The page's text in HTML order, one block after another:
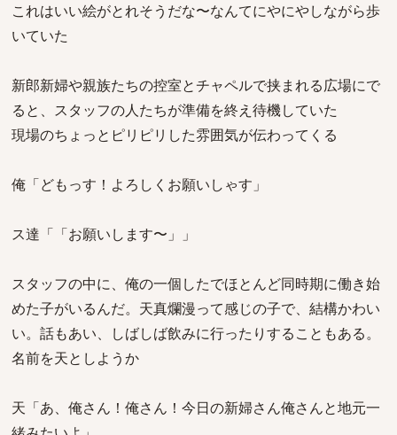
これはいい絵がとれそうだな〜なんてにやにやしながら歩
いていた
新郎新婦や親族たちの控室とチャペルで挟まれる広場にで
ると、スタッフの人たちが準備を終え待機していた
現場のちょっとピリピリした雰囲気が伝わってくる
俺「どもっす！よろしくお願いしゃす」
ス達「「お願いします〜」」
スタッフの中に、俺の一個したでほとんど同時期に働き始
めた子がいるんだ。天真爛漫って感じの子で、結構かわい
い。話もあい、しばしば飲みに行ったりすることもある。
名前を天としようか
天「あ、俺さん！俺さん！今日の新婦さん俺さんと地元一